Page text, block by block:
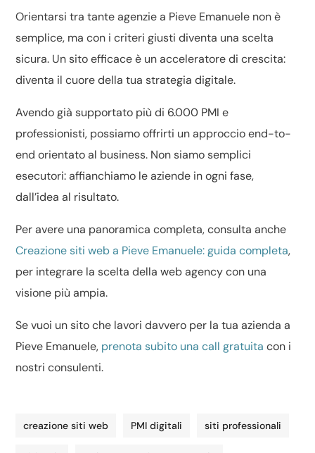
Orientarsi tra tante agenzie a Pieve Emanuele non è
semplice, ma con i criteri giusti diventa una scelta
sicura. Un sito efficace è un acceleratore di crescita:
diventa il cuore della tua strategia digitale.
Avendo già supportato più di 6.000 PMI e
professionisti, possiamo offrirti un approccio end-to-
end orientato al business. Non siamo semplici
esecutori: affianchiamo le aziende in ogni fase,
dall’idea al risultato.
Per avere una panoramica completa, consulta anche
Creazione siti web a Pieve Emanuele: guida completa,
per integrare la scelta della web agency con una
visione più ampia.
Se vuoi un sito che lavori davvero per la tua azienda a
Pieve Emanuele, prenota subito una call gratuita con i
nostri consulenti.
creazione siti web PMI digitali siti professionali